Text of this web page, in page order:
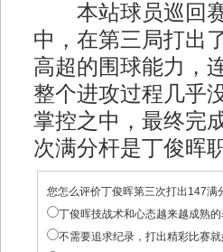
本站球员巡回赛
中，在第三局打出
高超的围球能力，
整个进攻过程几乎
掌控之中，最终完
次满分杆是丁俊晖
您怎么评价丁俊晖第三次打出147满
丁俊晖技战术和心态越来越成熟的
不需要追求纪录，打出精彩比赛就